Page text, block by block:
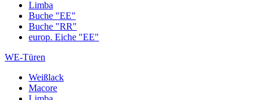
Limba
Buche "EE"
Buche "RR"
europ. Eiche "EE"
WE-Türen
Weißlack
Macore